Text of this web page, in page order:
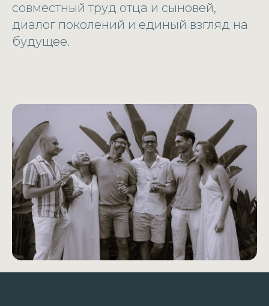
совместный труд отца и сыновей,
диалог поколений и единый взгляд на
будущее.